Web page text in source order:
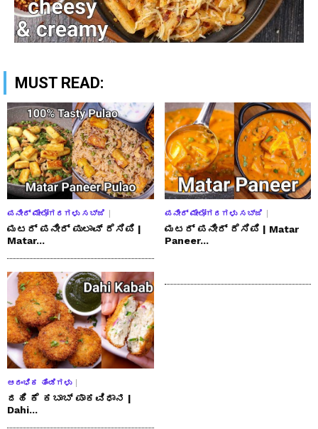
MUST READ:
ಪನೀರ್ ಮೇಲೋಗರಗಳು ಸಬ್ಜಿ
ಮಟರ್ ಪನೀರ್ ಪುಲಾವ್ ರೆಸಿಪಿ |
Matar...
ಪನೀರ್ ಮೇಲೋಗರಗಳು ಸಬ್ಜಿ
ಮಟರ್ ಪನೀರ್ ರೆಸಿಪಿ | Matar
Paneer...
ಆರಂಭಿಕ ತಿಂಡಿಗಳು
ದಹಿ ಕೆ ಕಬಾಬ್ ಪಾಕವಿಧಾನ |
Dahi...